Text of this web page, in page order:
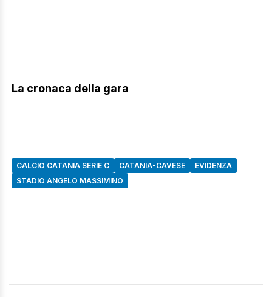
La cronaca della gara
CALCIO CATANIA SERIE C CATANIA-CAVESE
EVIDENZA
STADIO ANGELO MASSIMINO